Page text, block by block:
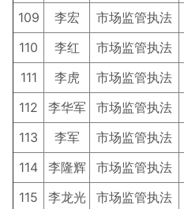
109
李宏 市场监管执法
110
李红 市场监管执法
111
李虎 市场监管执法
112
李华军 市场监管执法
113
李军 市场监管执法
114
李隆辉 市场监管执法
115
李龙光 市场监管执法